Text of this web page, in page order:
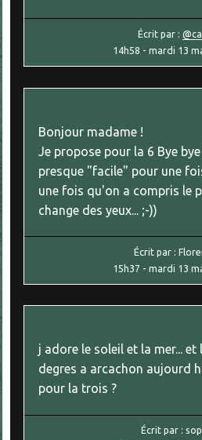
Écrit par :
14h58 - mardi 13
Bonjour madame !
Je propose pour la 6 Bye
presque "facile" pour une
une fois qu'on a compris le
change des yeux... ;-))
Écrit par :
15h37 - mardi 13
j adore le soleil et la mer... et
degres a arcachon aujourd
pour la trois ?
Écrit par :